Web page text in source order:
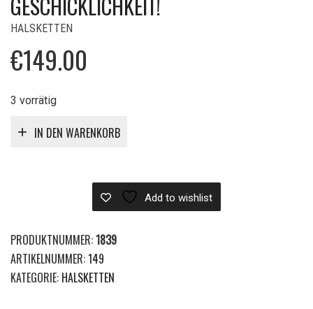
HALSKETTEN
€149.00
3 vorrätig
IN DEN WARENKORB
Add to wishlist
PRODUKTNUMMER:1839
ARTIKELNUMMER:149
KATEGORIE: HALSKETTEN